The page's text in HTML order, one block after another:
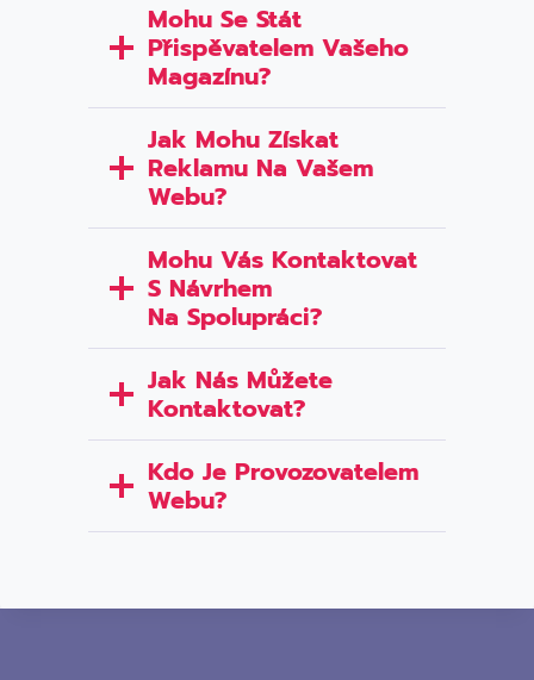
Mohu Se Stát
Přispěvatelem Vašeho
Magazínu?
Jak Mohu Získat
Reklamu Na Vašem
Webu?
Mohu Vás Kontaktovat
S Návrhem
Na Spolupráci?
Jak Nás Můžete
Kontaktovat?
Kdo Je Provozovatelem
Webu?